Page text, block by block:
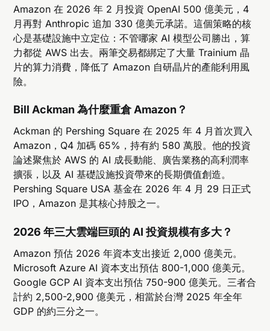
Amazon 在 2026 年 2 月投資 OpenAI 500 億美元，4
月再對 Anthropic 追加 330 億美元承諾。這個策略的核
心是基礎設施中立定位：不管哪家 AI 模型公司勝出，算
力都從 AWS 出去。兩筆交易都綁定了大量 Trainium 晶
片的算力消費，降低了 Amazon 自研晶片的產能利用風
險。
Bill Ackman 為什麼重倉 Amazon？
Ackman 的 Pershing Square 在 2025 年 4 月首次買入
Amazon，Q4 加碼 65%，持有約 580 萬股。他的投資
論述聚焦於 AWS 的 AI 成長動能、廣告業務的高利潤率
擴張，以及 AI 基礎設施投資帶來的長期價值創造。
Pershing Square USA 基金在 2026 年 4 月 29 日正式
IPO，Amazon 是其核心持股之一。
2026 年三大雲端巨頭的 AI 投資規模有多大？
Amazon 預估 2026 年資本支出接近 2,000 億美元。
Microsoft Azure AI 資本支出預估 800-1,000 億美元。
Google GCP AI 資本支出預估 750-900 億美元。三者合
計約 2,500-2,900 億美元，相當於台灣 2025 年全年
GDP 的約三分之一。